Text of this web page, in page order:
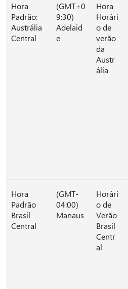
Hora
Padrão:
Austrália
Central
(GMT+0
9:30)
Adelaid
e
Hora
Horári
o de
verão
da
Austr
ália
Hora
Padrão
Brasil
Central
(GMT-
04:00)
Manaus
Horári
o de
Verão
Brasil
Centr
al